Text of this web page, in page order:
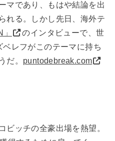
マであり、もはや結論を出
れる。しかし先日、海外テ
のインタビューで、世
レフがこのテーマに持ち
だ。 puntodebreak.com
ビッチの全豪出場を熱望。